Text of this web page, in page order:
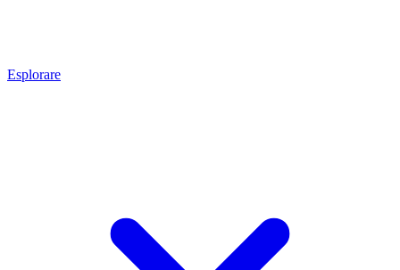
Esplorare